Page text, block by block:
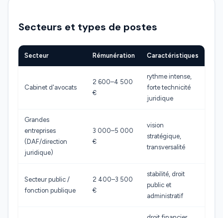
Secteurs et types de postes
Secteur Rémunération Caractéristiques
Cabinet d'avocats
2 600–4 500
€
rythme intense,
forte technicité
juridique
Grandes
entreprises
(DAF/direction
juridique)
3 000–5 000
€
vision
stratégique,
transversalité
Secteur public /
fonction publique
2 400–3 500
€
stabilité, droit
public et
administratif